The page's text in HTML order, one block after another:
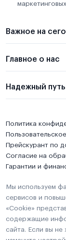
Важное на
Главное о нас
Надежный
Политика
Прейскурант по
Согласие на
Гарантии и
Мы используем
сервисов и
«Cookie»
содержащие
сайта. Если вы не